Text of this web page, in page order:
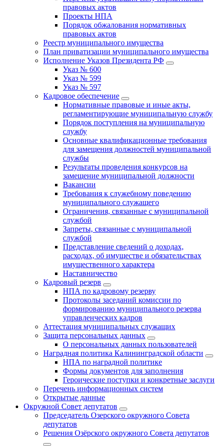
правовых актов
Проекты НПА
Порядок обжалования нормативных
правовых актов
Реестр муниципального имущества
План приватизации муниципального имущества
Исполнение Указов Президента РФ
Указ № 600
Указ № 599
Указ № 597
Кадровое обеспечение
Нормативные правовые и иные акты,
регламентирующие муниципальную службу
Порядок поступления на муниципальную
службу
Основные квалификационные требования
для замещения должностей муниципальной
службы
Результаты проведения конкурсов на
замещение муниципальной должности
Вакансии
Требования к служебному поведению
муниципального служащего
Ограничения, связанные с муниципальной
службой
Запреты, связанные с муниципальной
службой
Представление сведений о доходах,
расходах, об имуществе и обязательствах
имущественного характера
Наставничество
Кадровый резерв
НПА по кадровому резерву
Протоколы заседаний комиссии по
формированию муниципального резерва
управленческих кадров
Аттестация муниципальных служащих
Защита персональных данных
О персональных данных пользователей
Наградная политика Калининградской области
НПА по наградной политике
Формы документов для заполнения
Героические поступки и конкретные заслуги
Перечень информационных систем
Открытые данные
Окружной Совет депутатов
Председатель Озерского окружного Совета
депутатов
Решения Озёрского окружного Совета депутатов